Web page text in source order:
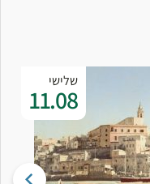
שלישי
11.08